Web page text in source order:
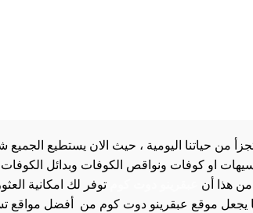
من حياتنا اليومية ، حيث الان يستطيع
او كوفات ونواقص الكوفات وبدائل الكوفات
من هذا أن
توفر لك امكانية